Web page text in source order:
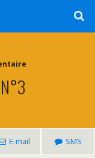
E-mail SMS